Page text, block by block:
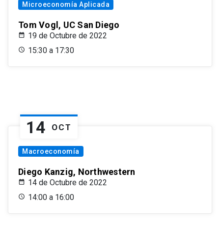
Microeconomía Aplicada
Tom Vogl, UC San Diego
19 de Octubre de 2022
15:30 a 17:30
14 OCT
Macroeconomía
Diego Kanzig, Northwestern
14 de Octubre de 2022
14:00 a 16:00